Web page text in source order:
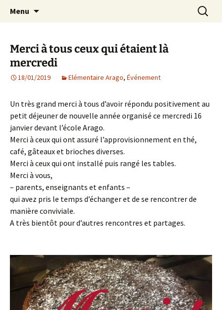
AIP Paris 14 – Association
Indépendante des Parents
d'élèves depuis 1981
Agit – s'Investit – Participe au service des
enfants du secteur scolaire Dolent-Arago-
Menu
Merci à tous ceux qui étaient là
mercredi
18/01/2019 Elémentaire Arago, Événement
Un très grand merci à tous d’avoir répondu positivement au
petit déjeuner de nouvelle année organisé ce mercredi 16
janvier devant l’école Arago.
Merci à ceux qui ont assuré l’approvisionnement en thé,
café, gâteaux et brioches diverses.
Merci à ceux qui ont installé puis rangé les tables.
Merci à vous,
– parents, enseignants et enfants –
qui avez pris le temps d’échanger et de se rencontrer de
manière conviviale.
A très bientôt pour d’autres rencontres et partages.